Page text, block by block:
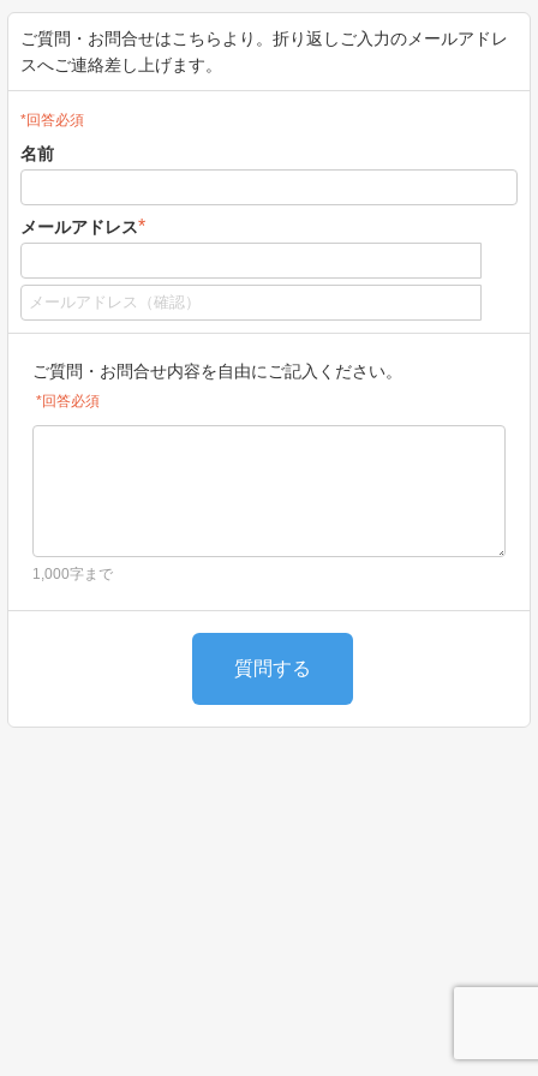
ご質問・お問合せはこちらより。折り返しご入力のメールアドレ
スへご連絡差し上げます。
*回答必須
名前
メールアドレス*
ご質問・お問合せ内容を自由にご記入ください。
*回答必須
1,000字まで
質問する